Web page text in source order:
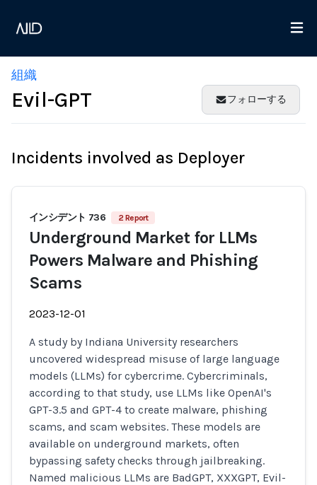
組織
Evil-GPT フォローする
Incidents involved as Deployer
インシデント 736 2 Report
Underground Market for LLMs
Powers Malware and Phishing
Scams
2023-12-01
A study by Indiana University researchers
uncovered widespread misuse of large language
models (LLMs) for cybercrime. Cybercriminals,
according to that study, use LLMs like OpenAI's
GPT-3.5 and GPT-4 to create malware, phishing
scams, and scam websites. These models are
available on underground markets, often
bypassing safety checks through jailbreaking.
Named malicious LLMs are BadGPT, XXXGPT, Evil-